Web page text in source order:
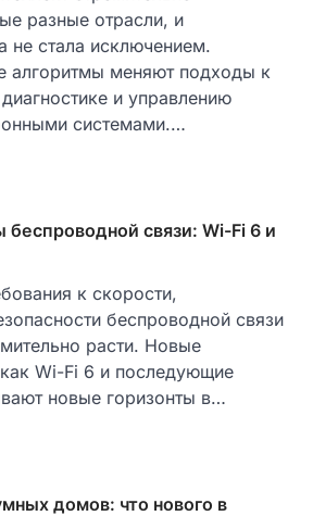
разные отрасли, и
не стала исключением.
алгоритмы меняют подходы к
и управлению
системами.…
связи: Wi-Fi 6 и
к скорости,
беспроводной связи
расти. Новые
Wi-Fi 6 и последующие
новые горизонты в…
домов: что нового в